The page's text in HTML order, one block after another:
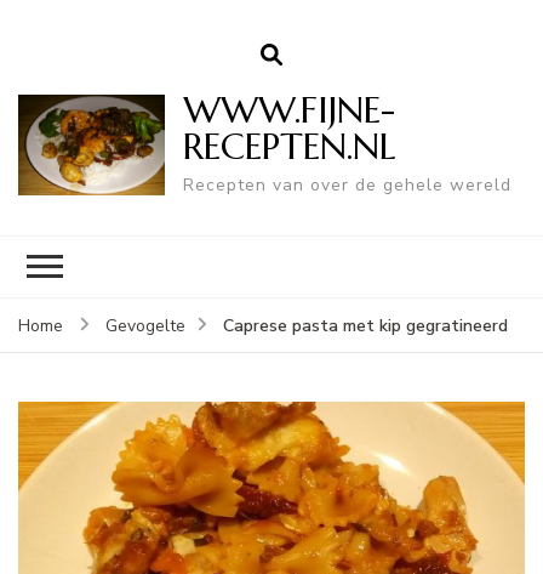
WWW.FIJNE-
RECEPTEN.NL
Recepten van over de gehele wereld
Home Gevogelte Caprese pasta met kip gegratineerd